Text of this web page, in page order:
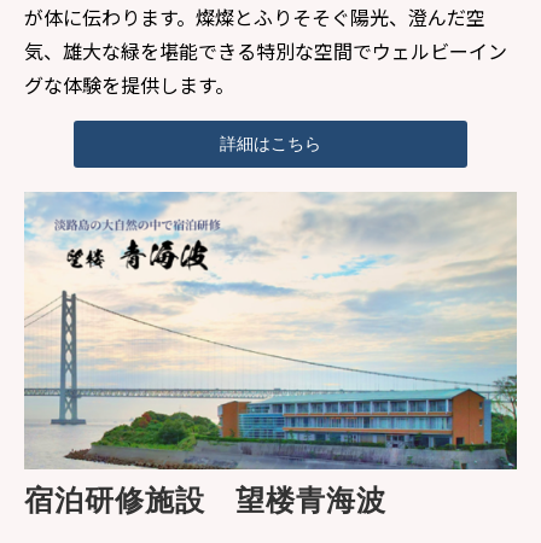
が体に伝わります。燦燦とふりそそぐ陽光、澄んだ空
気、雄大な緑を堪能できる特別な空間でウェルビーイン
グな体験を提供します。
詳細はこちら
宿泊研修施設　望楼青海波